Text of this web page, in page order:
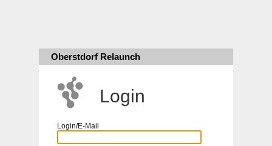
Oberstdorf Relaunch
Login
Login/E-Mail